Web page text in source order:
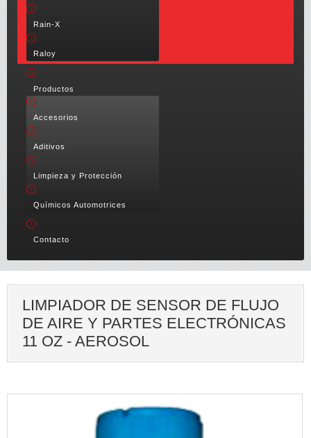
Rain-X
Raloy
Productos
Accesorios
Aditivos
Limpieza y Protección
Químicos Automotrices
Contacto
LIMPIADOR DE SENSOR DE FLUJO
DE AIRE Y PARTES ELECTRÓNICAS
11 OZ - AEROSOL